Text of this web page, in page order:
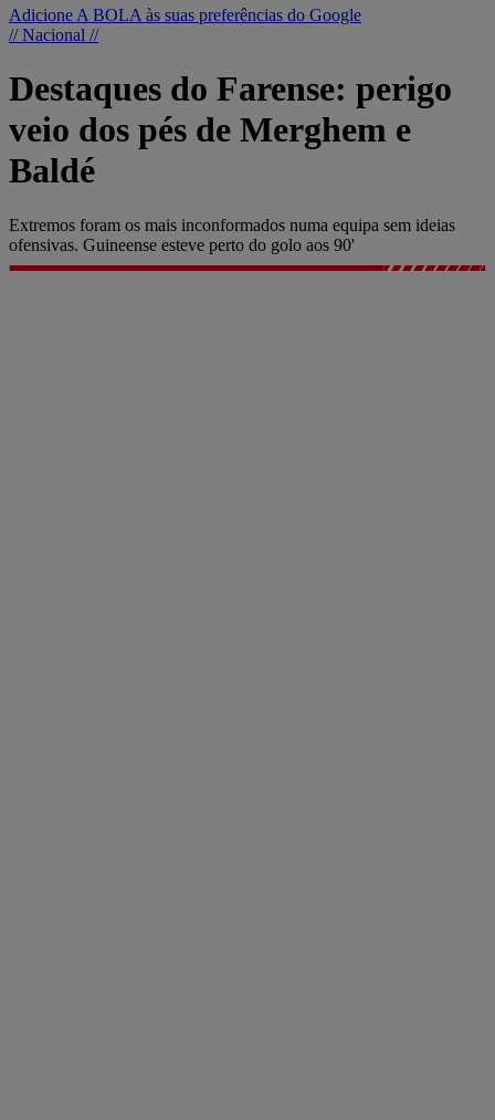
Adicione A BOLA às suas preferências do Google
// Nacional //
Destaques do Farense: perigo
veio dos pés de Merghem e
Baldé
Extremos foram os mais inconformados numa equipa sem ideias
ofensivas. Guineense esteve perto do golo aos 90'